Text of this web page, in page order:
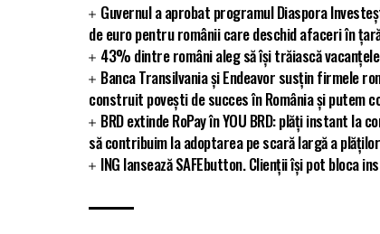
Guvernul a aprobat programul Diaspora
de euro pentru românii care deschid afaceri în
43% dintre români aleg să își trăiască
Banca Transilvania și Endeavor susțin firmele
construit povești de succes în România și putem
BRD extinde RoPay în YOU BRD: plăți instant
să contribuim la adoptarea pe scară largă a
ING lansează SAFEbutton. Clienții își pot bloca